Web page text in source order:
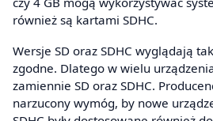
również są kartami SDHC.
Wersje SD oraz SDHC wyglądają
zgodne. Dlatego w wielu
zamiennie SD oraz SDHC.
narzucony wymóg, by nowe